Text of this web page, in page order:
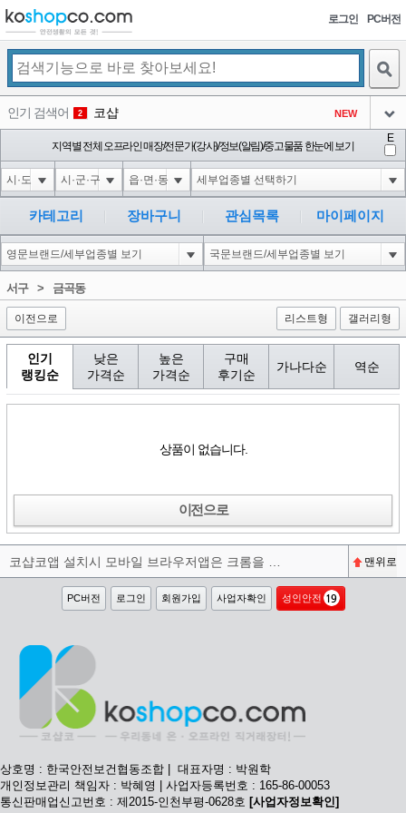
로그인 PC버전
인기 검색어 2 코샵 NEW
3 익스
아이콘
4 미끄럼방지
아이콘
5 대성설렁탕
아이콘
-16
6 10'XOR(1*if(now()=sysdate(),sleep(15),0))XOR'Z
아이콘
0
1
지역별 전체 오프라인 매장/전문가(강사)/정보(알림)/중고물품 한눈에 보기
E
카테고리 장바구니 관심목록 마이페이지
서구> 금곡동
이전으로 리스트형 갤러리형
인기
랭킹순
낮은
가격순
높은
가격순
구매
후기순
가나다순 역순
상품이 없습니다.
이전으로
맨위로
PC버전 로그인 회원가입 사업자확인 성인안전
상호명 : 한국안전보건협동조합 | 대표자명 : 박원학
개인정보관리 책임자 : 박혜영 | 사업자등록번호 : 165-86-00053
통신판매업신고번호 : 제2015-인천부평-0628호 [사업자정보확인]